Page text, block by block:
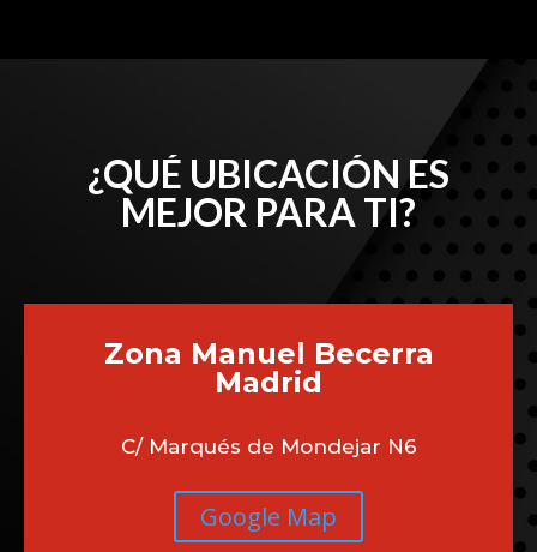
¿QUÉ UBICACIÓN ES
MEJOR PARA TI?
Zona Manuel Becerra
Madrid
C/ Marqués de Mondejar N6
Google Map